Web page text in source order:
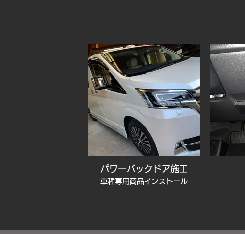
パワーバックドア施工
車種専用商品インストール